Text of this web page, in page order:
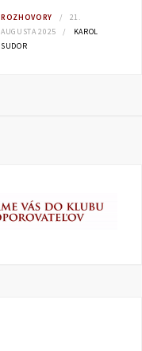
ROZHOVORY
21.
AUGUSTA 2025
KAROL
SUDOR